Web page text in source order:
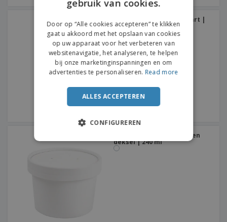
Kartonnen doos voor taart |
450 x 330 x 120 mm
Containers met kartonnen
deksel | 240 ml
ENGLISH
DUTCH
PORTUGUESE
SPANISH
ITALIAN
gebruik van cookies.
Door op “Alle cookies accepteren” te klikken
gaat u akkoord met het opslaan van cookies
op uw apparaat voor het verbeteren van
websitenavigatie, het analyseren, te helpen
bij onze marketinginspanningen en om
advertenties te personaliseren. Read more
ALLES ACCEPTEREN
CONFIGUREREN